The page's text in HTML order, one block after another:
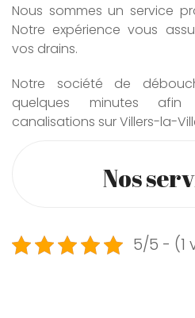
Nous sommes un service
Notre expérience vous
vos drains.
Notre société de
quelques minutes
canalisations sur Villers-la-
Nos
5/5 - (1